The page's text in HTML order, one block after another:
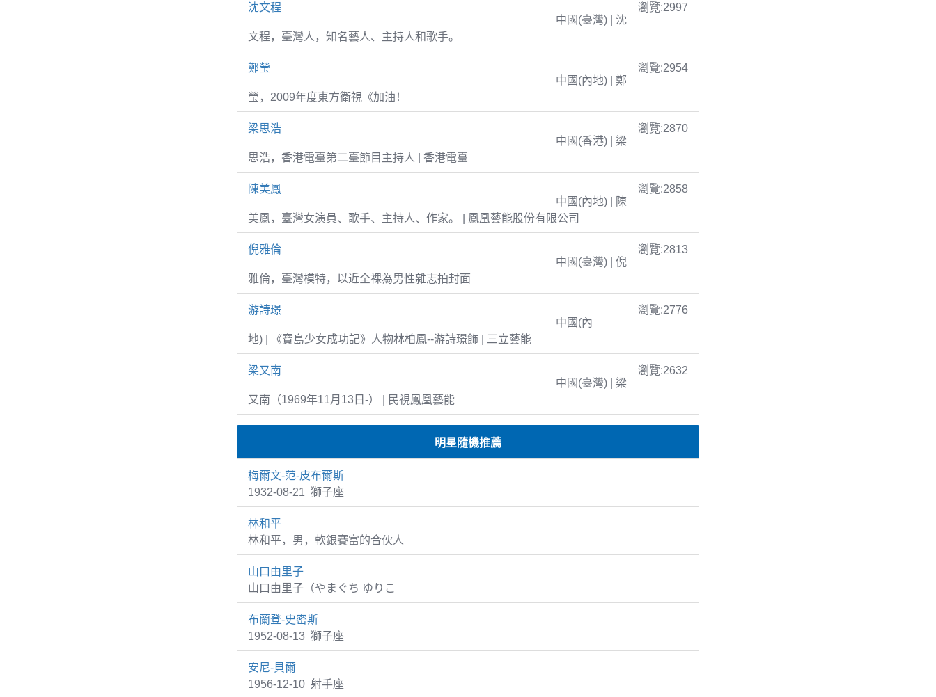
沈文程
瀏覽:2997
中國(臺灣) | 沈
文程，臺灣人，知名藝人、主持人和歌手。
鄭瑩
瀏覽:2954
中國(內地) | 鄭
瑩，2009年度東方衛視《加油！
梁思浩
瀏覽:2870
中國(香港) | 梁
思浩，香港電臺第二臺節目主持人 | 香港電臺
陳美鳳
瀏覽:2858
中國(內地) | 陳
美鳳，臺灣女演員、歌手、主持人、作家。 | 鳳凰藝能股份有限公司
倪雅倫
瀏覽:2813
中國(臺灣) | 倪
雅倫，臺灣模特，以近全裸為男性雜志拍封面
游詩璟
瀏覽:2776
中國(內
地) | 《寶島少女成功記》人物林柏鳳--游詩璟飾 | 三立藝能
梁又南
瀏覽:2632
中國(臺灣) | 梁
又南（1969年11月13日-） | 民視鳳凰藝能
明星隨機推薦
梅爾文-范-皮布爾斯
1932-08-21 獅子座
林和平
林和平，男，軟銀賽富的合伙人
山口由里子
山口由里子（やまぐち ゆりこ
布蘭登-史密斯
1952-08-13 獅子座
安尼-貝爾
1956-12-10 射手座